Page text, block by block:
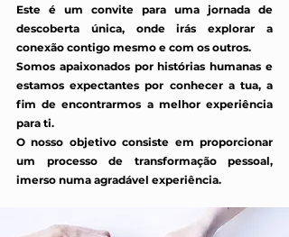
Este é um convite para uma jornada de
descoberta única, onde irás explorar a
conexão contigo mesmo e com os outros.
Somos apaixonados por histórias humanas e
estamos expectantes por conhecer a tua, a
fim de encontrarmos a melhor experiência
para ti.
O nosso objetivo consiste em proporcionar
um processo de transformação pessoal,
imerso numa agradável experiência.